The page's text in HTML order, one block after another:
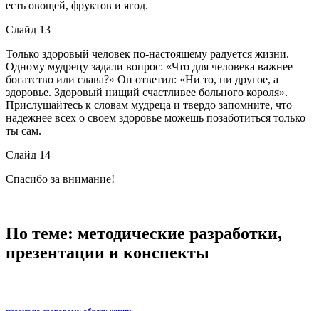
есть овощей, фруктов и ягод.
Слайд 13
Только здоровый человек по-настоящему радуется жизни.
Одному мудрецу задали вопрос: «Что для человека важнее –
богатство или слава?» Он ответил: «Ни то, ни другое, а
здоровье. Здоровый нищий счастливее больного короля».
Прислушайтесь к словам мудреца и твердо запомните, что
надежнее всех о своем здоровье можешь позаботиться только
ты сам.
Слайд 14
Спасибо за внимание!
По теме: методические разработки,
презентации и конспекты